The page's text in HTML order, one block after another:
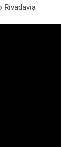
Rivadavia